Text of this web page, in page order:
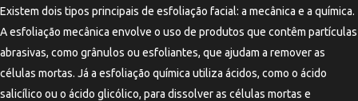
Existem dois tipos principais de esfoliação facial: a mecânica e a química.
A esfoliação mecânica envolve o uso de produtos que contêm partículas
abrasivas, como grânulos ou esfoliantes, que ajudam a remover as
células mortas. Já a esfoliação química utiliza ácidos, como o ácido
salicílico ou o ácido glicólico, para dissolver as células mortas e